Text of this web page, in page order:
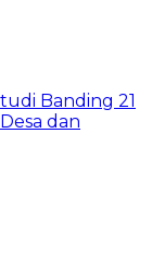
Banding 21
dan